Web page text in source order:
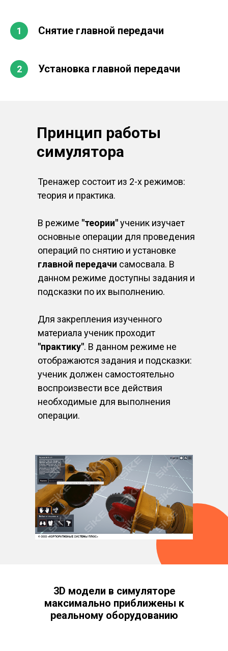
Снятие главной передачи
Установка главной передачи
Принцип работы
симулятора
Тренажер состоит из 2-х режимов:
теория и практика.
В режиме "теории"ученик изучает
основные операции для проведения
операций по снятию и установке
главной передачи самосвала. В
данном режиме доступны задания и
подсказки по их выполнению.
Для закрепления изученного
материала ученик проходит
"практику". В данном режиме не
отображаются задания и подсказки:
ученик должен самостоятельно
воспроизвести все действия
необходимые для выполнения
операции.
3D модели в симуляторе
максимально приближены к
реальному оборудованию